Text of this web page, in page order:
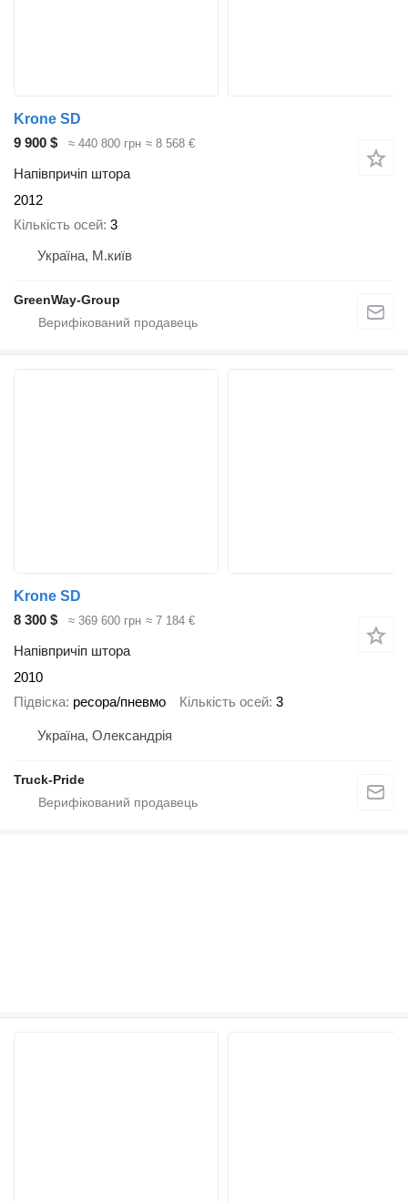
Krone SD
9 900 $
≈ 440 800 грн ≈ 8 568 €
Напівпричіп штора
2012
Кількість осей 3
Україна, М.київ
GreenWay-Group
Krone SD
8 300 $
≈ 369 600 грн ≈ 7 184 €
Напівпричіп штора
2010
Підвіска ресора/пневмо Кількість осей 3
Україна, Олександрія
Truck-Pride